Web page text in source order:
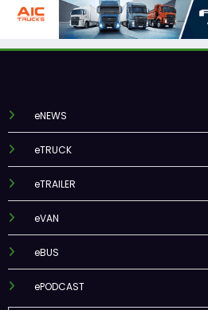
eNEWS
eTRUCK
eTRAILER
eVAN
eBUS
ePODCAST